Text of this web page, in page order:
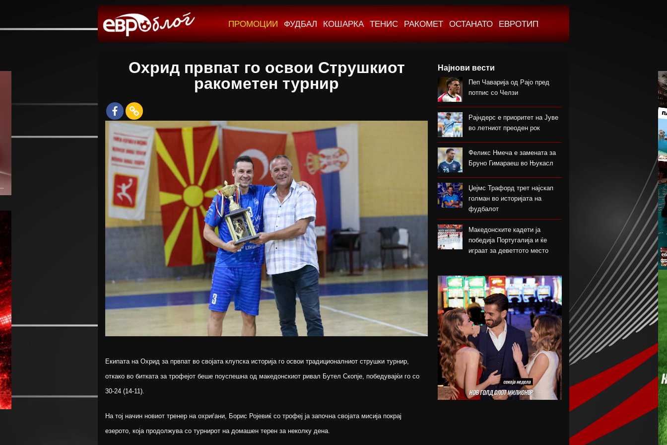
ПРОМОЦИИ ФУДБАЛ КОШАРКА ТЕНИС РАКОМЕТ ОСТАНАТО ЕВРОТИП
Охрид првпат го освои Струшкиот
ракометен турнир
Екипата на Охрид за првпат во својата клупска историја го освои традиционалниот струшки турнир,
откако во битката за трофејот беше поуспешна од македонскиот ривал Бутел Скопје, победувајќи го со
30-24 (14-11).
На тој начин новиот тренер на охриѓани, Борис Ројевиќ со трофеј ја започна својата мисија покрај
езерото, која продолжува со турнирот на домашен терен за неколку дена.
Најнови вести
Пеп Чаварија од Рајо пред
потпис со Челзи
Рајндерс е приоритет на Јуве
во летниот преоден рок
Феликс Нмеча е замената за
Бруно Гимараеш во Њукасл
Џејмс Трафорд трет најскап
голман во историјата на
фудбалот
Македонските кадети ја
победија Португалија и ќе
играат за деветтото место
со младински
репрезентативец
Магнес Аклиуш официјално
претставен во Париз
Мики ван де Вен се согласи
на нов договор со Тотенхем
Лина Ѓорческа го заврши
настапот во Лајпциг